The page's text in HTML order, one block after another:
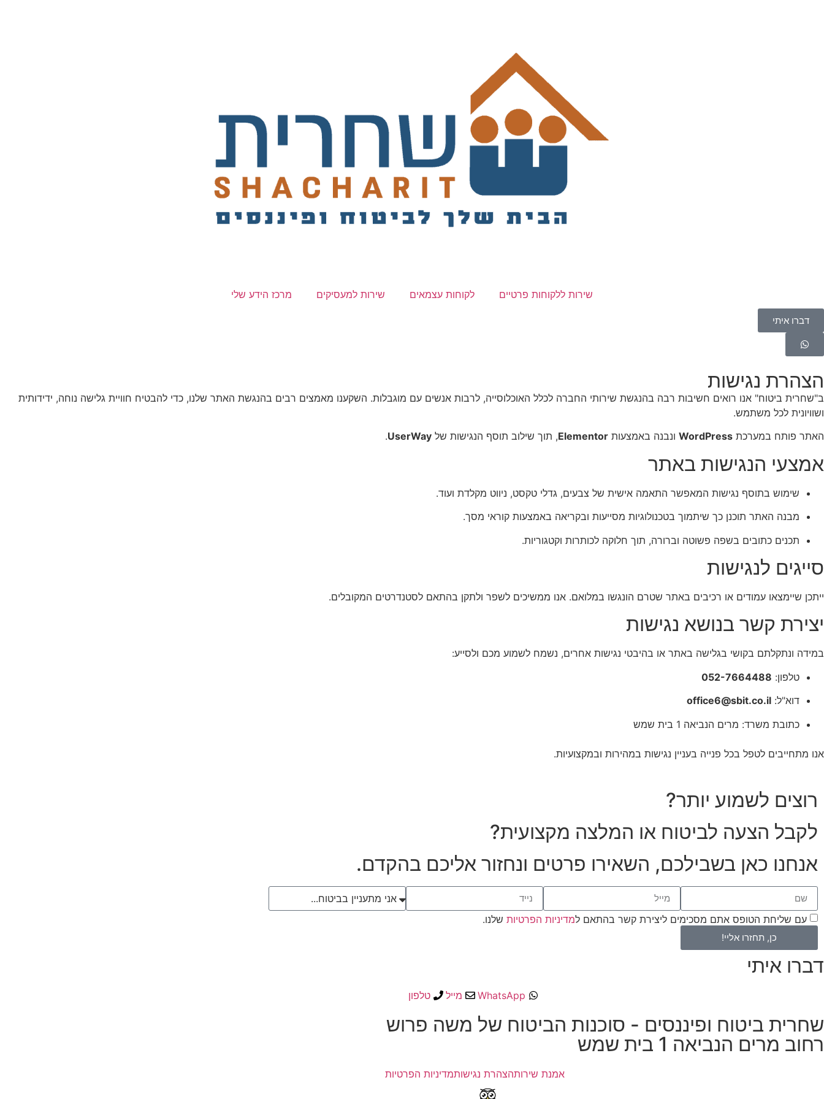
שירות ללקוחות פרטיים לקוחות עצמאים שירות למעסיקים מרכז הידע שלי
דברו איתי
הצהרת נגישות
ב"שחרית ביטוח" אנו רואים חשיבות רבה בהנגשת שירותי החברה לכלל האוכלוסייה, לרבות אנשים עם מוגבלות. השקענו מאמצים רבים בהנגשת האתר שלנו, כדי להבטיח חוויית גלישה נוחה, ידידותית
ושוויונית לכל משתמש.
האתר פותח במערכת WordPress ונבנה באמצעות Elementor, תוך שילוב תוסף הנגישות של UserWay
.
אמצעי הנגישות באתר
שימוש בתוסף נגישות המאפשר התאמה אישית של צבעים, גדלי טקסט, ניווט מקלדת ועוד.
מבנה האתר תוכנן כך שיתמוך בטכנולוגיות מסייעות ובקריאה באמצעות קוראי מסך.
תכנים כתובים בשפה פשוטה וברורה, תוך חלוקה לכותרות וקטגוריות.
סייגים לנגישות
ייתכן שיימצאו עמודים או רכיבים באתר שטרם הונגשו במלואם. אנו ממשיכים לשפר ולתקן בהתאם לסטנדרטים המקובלים.
יצירת קשר בנושא נגישות
במידה ונתקלתם בקושי בגלישה באתר או בהיבטי נגישות אחרים, נשמח לשמוע מכם ולסייע:
טלפון: 052-7664488
דוא"ל: office6@sbit.co.il
כתובת משרד: מרים הנביאה 1 בית שמש
אנו מתחייבים לטפל בכל פנייה בעניין נגישות במהירות ובמקצועיות.
רוצים לשמוע יותר?
לקבל הצעה לביטוח או המלצה מקצועית?
אנחנו כאן בשבילכם, השאירו פרטים ונחזור אליכם בהקדם.
עם שליחת הטופס אתם מסכימים ליצירת קשר בהתאם למדיניות הפרטיות שלנו.
כן, תחזרו אליי!
דברו איתי
WhatsApp מייל טלפון
שחרית ביטוח ופיננסים - סוכנות הביטוח של משה פרוש
רחוב מרים הנביאה 1 בית שמש
אמנת שירותהצהרת נגישותמדיניות הפרטיות